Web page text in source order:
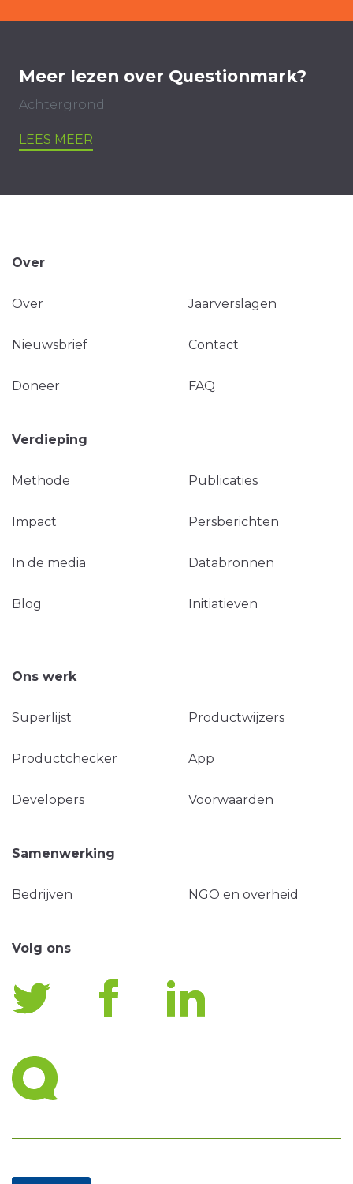
Meer lezen over Questionmark?
Achtergrond
LEES MEER
Over
Over Jaarverslagen
Nieuwsbrief Contact
Doneer FAQ
Verdieping
Methode Publicaties
Impact Persberichten
In de media Databronnen
Blog Initiatieven
Ons werk
Superlijst Productwijzers
Productchecker App
Developers Voorwaarden
Samenwerking
Bedrijven NGO en overheid
Volg ons